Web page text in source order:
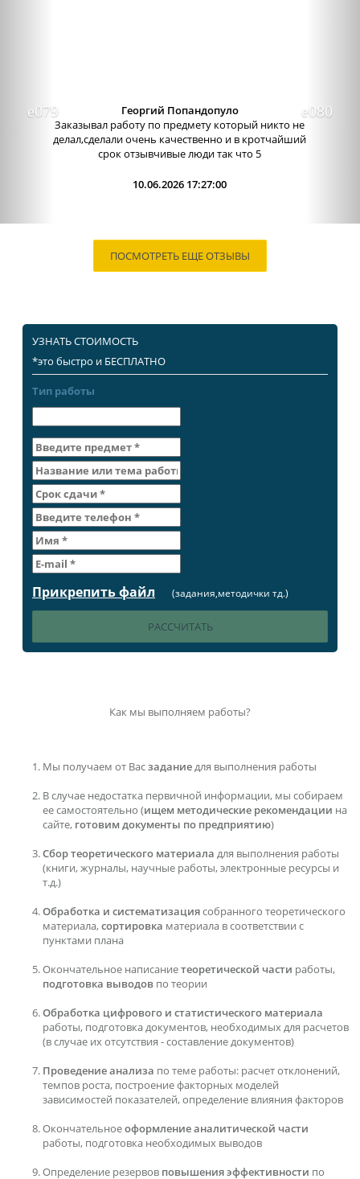
Отличный сервис, очень приятные
администраторы. Связь очень хорошо налажена,
поэтому можно узнавать новости о написании
работы. Сама...
09.06.2026 13:15:00
ПОСМОТРЕТЬ ЕЩЕ ОТЗЫВЫ
УЗНАТЬ СТОИМОСТЬ
*это быстро и БЕСПЛАТНО
Тип работы
Прикрепить файл (задания,методички тд.)
Как мы выполняем работы?
Мы получаем от Васзаданиедля выполнения работы
В случае недостатка первичной информации, мы собираем
ее самостоятельно (ищем методические рекомендации на
сайте, готовим документы по предприятию)
Сбор теоретического материала для выполнения работы
(книги, журналы, научные работы, электронные ресурсы и
т.д.)
Обработка и систематизациясобранного теоретического
материала,сортировка материала в соответствии с
пунктами плана
Окончательное написаниетеоретической части работы,
подготовка выводов по теории
Обработка цифрового и статистического материала
работы, подготовка документов, необходимых для расчетов
(в случае их отсутствия - составление документов)
Проведение анализа по теме работы: расчет отклонений,
темпов роста, построение факторных моделей
зависимостей показателей, определение влияния факторов
Окончательноеоформление аналитической части
работы, подготовка необходимых выводов
Определение резервов повышения эффективности по